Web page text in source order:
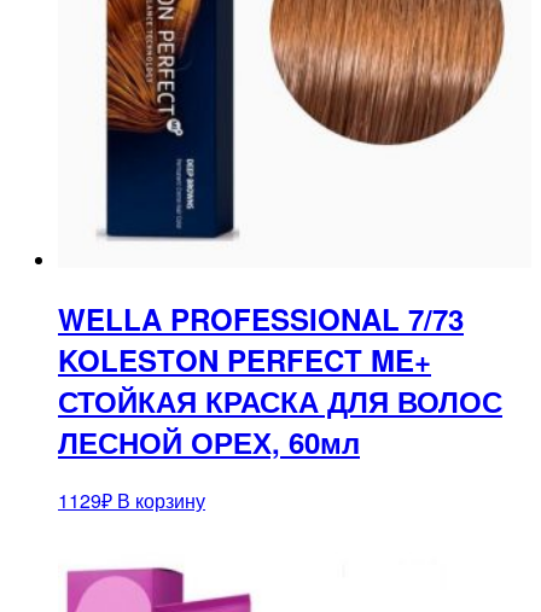
WELLA PROFESSIONAL 7/73
KOLESTON PERFECT ME+
СТОЙКАЯ КРАСКА ДЛЯ ВОЛОС
ЛЕСНОЙ ОРЕХ, 60мл
1129₽ В корзину